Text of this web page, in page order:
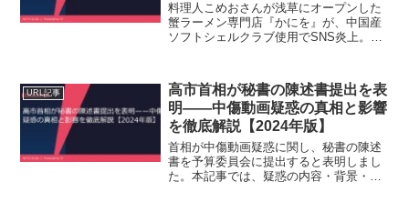
料理人こめおさんが浅草にオープンした
蟹ラーメン専門店『かにを』が、中国産
ソフトシェルクラブ使用でSNS炎上。こ
由、そして消費者・業界に与える影響を
徹底整理します。
URL記事
高市首相が秘書の陳述書提出を表
明——中傷動画疑惑の真相と影響
を徹底解説【2024年版】
首相が中傷動画疑惑に関し、秘書の陳述
書を予算委員会に提出すると表明しまし
た。本記事では、疑惑の内容・背景・政